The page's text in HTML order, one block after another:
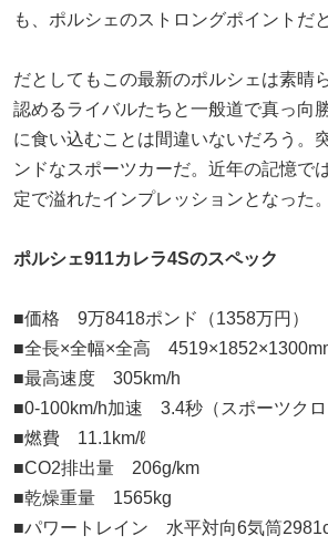
も、ポルシェのストロングポイントだ
だとしてもこの最新のポルシェは素晴
認めるライバルたちと一般道で真っ向
に食い込むことは間違いないだろう。
ンドなスポーツカーだ。近年の記憶で
定で溢れたインプレッションとなった。
ポルシェ911カレラ4Sのスペック
■価格 9万8418ポンド（1358万円）
■全長×全幅×全高
■最高速度 305km/h
■0-100km/h加速 3.4秒（スポーツクロ
■燃費 11.1km/ℓ
■CO2排出量 206g/km
■乾燥重量 1565kg
■パワートレイン 水平対向6気筒